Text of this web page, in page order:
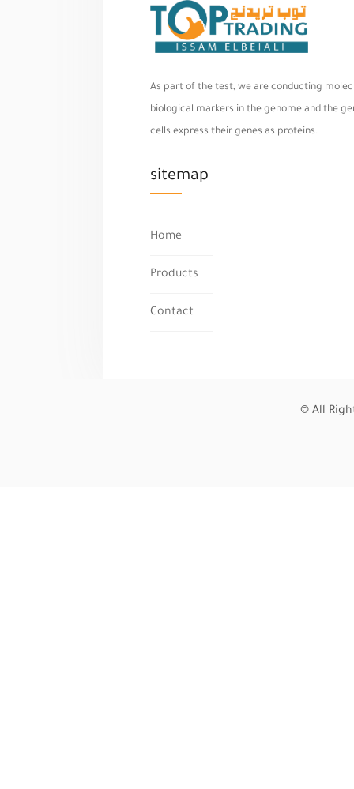
As part of the test, we are conducting
biological markers in the genome and the
cells express their genes as proteins.
sitemap
Home
Products
Contact
© All